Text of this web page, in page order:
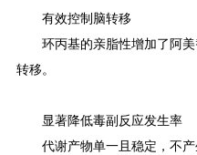
有效控制脑转移
环丙基的亲脂性增加了阿
转移。
显著降低毒副反应发生率
代谢产物单一且稳定，不